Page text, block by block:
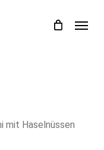
Close
mit Haselnüssen